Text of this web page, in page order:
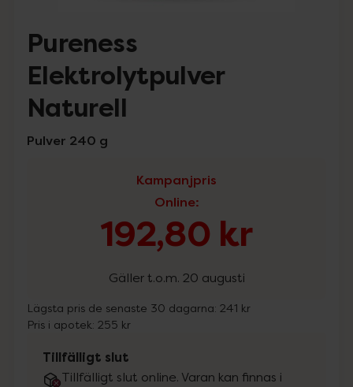
Pureness
Elektrolytpulver
Naturell
Pulver 240 g
Kampanjpris
Online:
192,80 kr
Gäller t.o.m. 20 augusti
Lägsta pris de senaste 30 dagarna: 241 kr
Pris i apotek: 255 kr
Tillfälligt slut
Tillfälligt slut online. Varan kan finnas i